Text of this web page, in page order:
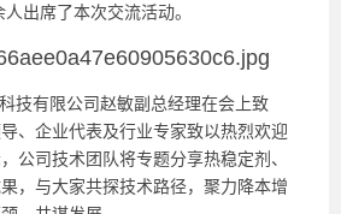
出席了本次交流活动。
技有限公司赵敏副总经理在会上致
、企业代表及行业专家致以热烈欢迎
公司技术团队将专题分享热稳定剂、
，与大家共探技术路径，聚力降本增